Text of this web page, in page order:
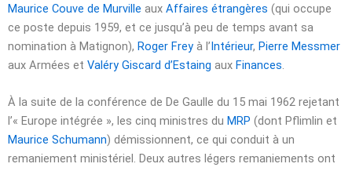
Maurice Couve de Murville aux Affaires étrangères (qui occupe
ce poste depuis 1959, et ce jusqu’à peu de temps avant sa
nomination à Matignon), Roger Frey à l’Intérieur, Pierre Messmer
aux Armées et Valéry Giscard d’Estaing aux Finances
À la suite de la conférence de De Gaulle du 15 mai 1962 rejetant
l’« Europe intégrée », les cinq ministres du MRP (dont Pflimlin et
Maurice Schumann) démissionnent, ce qui conduit à un
remaniement ministériel. Deux autres légers remaniements ont